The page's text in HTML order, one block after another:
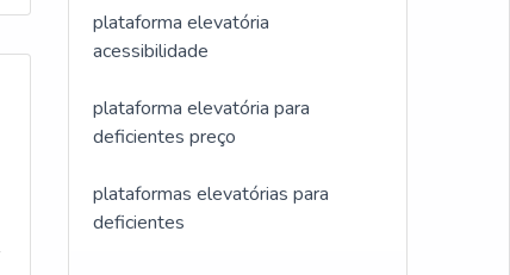
plataforma elevatória
acessibilidade
plataforma elevatória para
deficientes preço
plataformas elevatórias para
deficientes